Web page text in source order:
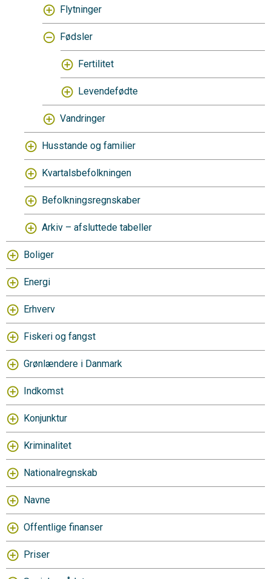
Flytninger
Fødsler
Fertilitet
Levendefødte
Vandringer
Husstande og familier
Kvartalsbefolkningen
Befolkningsregnskaber
Arkiv – afsluttede tabeller
Boliger
Energi
Erhverv
Fiskeri og fangst
Grønlændere i Danmark
Indkomst
Konjunktur
Kriminalitet
Nationalregnskab
Navne
Offentlige finanser
Priser